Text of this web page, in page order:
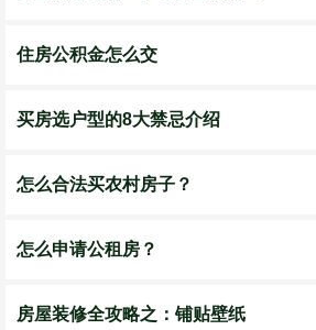
住房公积金怎么交
买房选户型的8大禁忌介绍
怎么合法买农村房子？
怎么申请公租房？
房屋装修全攻略之：铺贴壁纸